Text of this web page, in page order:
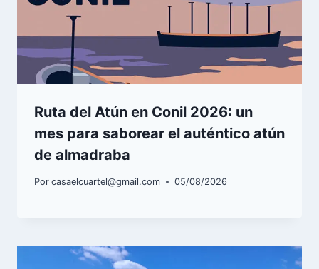
Ruta del Atún en Conil 2026: un
mes para saborear el auténtico atún
de almadraba
Por casaelcuartel@gmail.com 05/08/2026